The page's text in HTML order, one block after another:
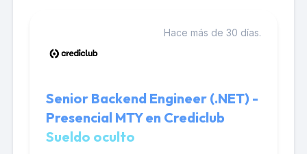
Hace más de 30 días.
Senior Backend Engineer (.NET) -
Presencial MTY en Crediclub
Sueldo oculto